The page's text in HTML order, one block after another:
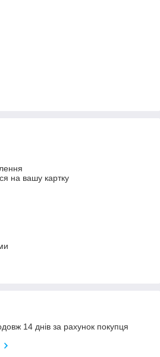
на вашу картку
14 днів за рахунок покупця